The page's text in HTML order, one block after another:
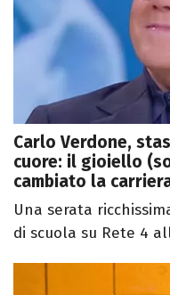
Carlo Verdone,
cuore: il gioiello
cambiato la
Una serata
di scuola su Rete 4